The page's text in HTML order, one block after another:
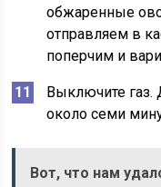
обжаренные
отправляем в
поперчим и
Выключите газ.
около семи
Вот, что нам